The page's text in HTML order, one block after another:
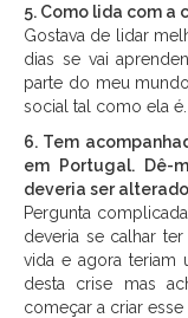
5. Como lida com a
Gostava de lidar
dias se vai
parte do meu
social tal como ela é.
6. Tem
em Portugal.
deveria ser
Pergunta
deveria se calhar
vida e agora teriam
desta crise mas
começar a criar esse